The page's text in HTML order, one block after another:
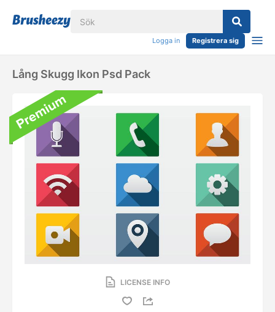
Logga in Registrera sig
Lång Skugg Ikon Psd Pack
LICENSE INFO